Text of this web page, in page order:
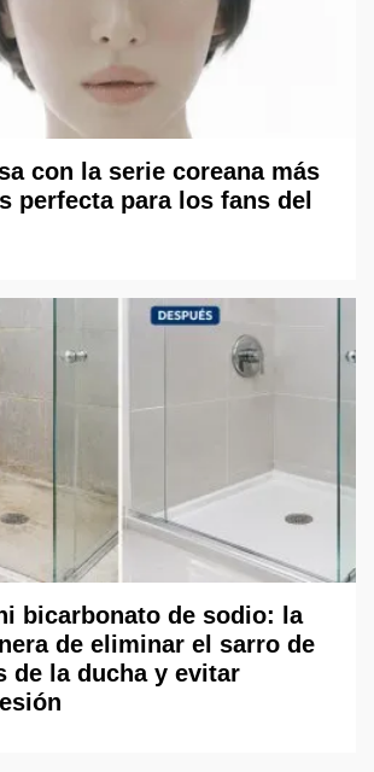
con la serie coreana más
perfecta para los fans del
bicarbonato de sodio: la
de eliminar el sarro de
de la ducha y evitar